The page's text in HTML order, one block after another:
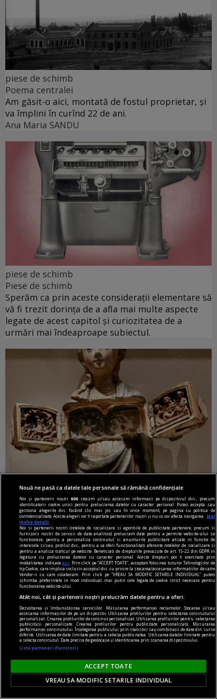
piese de schimb
Poema centralei
Am găsit-o aici, montată de fostul proprietar, și
va împlini în curînd 22 de ani.
Ana Maria SANDU
piese de schimb
Piese de schimb
Sperăm ca prin aceste considerații elementare să
vă fi trezit dorința de a afla mai multe aspecte
legate de acest capitol și curiozitatea de a
urmări mai îndeaproape subiectul.
(Sub)ansambluri cognitive
Omul nu mai este, poate, măsura tuturor
lucrurilor.
centenar - eugen barbu
Cu ură și abjecție
Mă amuz și eu, dar constatativ, de un alt episod,
Nouă ne pasă ca datele tale personale să rămână confidențiale
Noi și partenerii noștri606 stocăm și/sau accesăm informații pe dispozitivul dvs., precum
identificatorii cookie unici pentru prelucrarea datelor cu caracter personal. Puteți accepta sau
gestiona alegerile dvs. făcând clic mai jos sau în orice moment, pe pagina cu politica de
confidențialitate. Aceste alegeri vor fi raportate partenerilor noștri și nu vă vor afecta navigarea.
Mai
multe detalii
Noi si partenerii nostri (retelele de socializare si agentiile de publicitate partenere, precum si
furnizorii nostri de servicii de date analitice) prelucram date pentru a permite website-ului sa
functioneze, pentru a personaliza continutul si anunturile publicitare afisate in functie de
interesele si/sau profilul dvs., pentru a va oferi functionalitati aferente retelelor de socializare si
pentru a analiza traficul pe website. Beneficiati de drepturile prevazute de art. 15-22 din GDPR in
legatura cu prelucrarea datelor cu caracter personal. Aceste drepturi pot fi exercitate prin
modalitatea indicataaici
. Prin click pe “ACCEPT TOATE”, acceptati folosirea tuturor Tehnologiilor de
tip Cookie, care implica inclusiv acceptul dvs. cu privire la stocarea/accesarea informatiilor de catre
Vendor-ii cu care colaboram. Prin click pe “VREAU SA MODIFIC SETARILE INDIVIDUAL” puteti
schimba preferintele in mod individual, mai putin cele legate de cookie strict necesare pentru
functionarea website-ului.
Atât noi, cât și partenerii noștri prelucrăm datele pentru a oferi:
Dezvoltarea și îmbunătățirea serviciilor. Măsurarea performanței reclamelor. Stocarea și/sau
accesarea informațiilor de pe un dispozitiv. Utilizarea profilurilor pentru selectarea conținutului
personalizat. Crearea profilurilor de conținut personalizat. Utilizarea profilurilor pentru selectarea
publicității personalizate. Crearea profilurilor pentru publicitate personalizată. Măsurarea
performanței conținutului. Înțelegerea publicului prin statistici sau combinații de date din surse
diferite. Utilizarea de date limitate pentru a selecta publicitatea. Utilizarea datelor limitate pentru
a selecta conținutul. Date precise de geolocație și identificarea prin scanarea dispozitivului.
Listă parteneri (furnizori)
ACCEPT TOATE
VREAU SA MODIFIC SETARILE INDIVIDUAL